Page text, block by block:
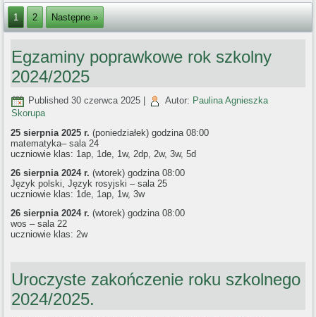
1 2 Następne »
Egzaminy poprawkowe rok szkolny
2024/2025
Published 30 czerwca 2025 Autor: Paulina Agnieszka
Skorupa
25 sierpnia 2025 r. (poniedziałek) godzina 08:00
matematyka– sala 24
uczniowie klas: 1ap, 1de, 1w, 2dp, 2w, 3w, 5d
26 sierpnia 2024 r. (wtorek) godzina 08:00
Język polski, Język rosyjski – sala 25
uczniowie klas: 1de, 1ap, 1w, 3w
26 sierpnia 2024 r. (wtorek) godzina 08:00
wos – sala 22
uczniowie klas: 2w
Uroczyste zakończenie roku szkolnego
2024/2025.